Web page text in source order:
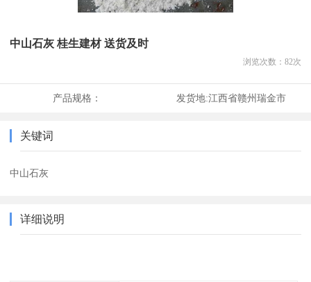
中山石灰 桂生建材 送货及时
浏览次数： 82次
产品规格： 发货地:江西省赣州瑞金市
关键词
中山石灰
详细说明